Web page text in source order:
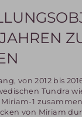
von 2012 bis
Tundra
1
von Miriam